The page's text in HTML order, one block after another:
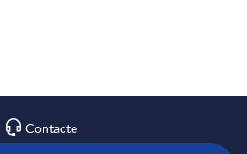
Contacte